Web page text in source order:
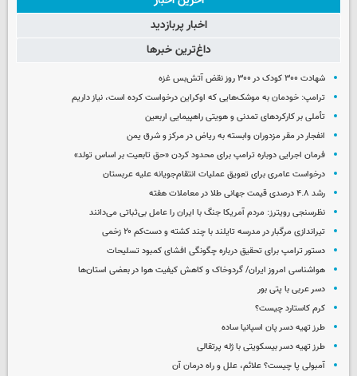
اخبار پربازدید
داغ‌ترین خبرها
شهادت ۳۰۰ کودک در ۳۰۰ روز نقض آتش‌بس غزه
ترامپ: خودمان به موشک‌هایی که اوکراین درخواست کرده است، نیاز داریم
تأملی بر کارکردهای تمدنی و هویتی راهپیمایی اربعین
انفجار در مقر مزدوران وابسته به ریاض در مرکز و شرق یمن
فرمان اجرایی دوباره ترامپ برای محدود کردن «حق تابعیت بر اساس تولد»
درخواست عامری برای تعویق عملیات انتقام‌جویانه علیه عربستان
رشد ۴.۸ درصدی قیمت جهانی طلا در معاملات هفته
نظرسنجی رویترز: مردم آمریکا جنگ با ایران را عامل بی‌ثباتی می‌دانند
تیراندازی مرگبار در مدرسه‌ تایلند با چند کشته و دست‌کم ۲۰ زخمی
دستور ترامپ برای تحقیق درباره چگونگی افشای کمبود تسلیحات
هواشناسی امروز ایران/ گردوخاک و کاهش کیفیت هوا در بعضی استان‌ها
دسر عربی با پتی بور
کرم کاستارد چیست؟
طرز تهیه دسر پان اسپانیا ساده
طرز تهیه دسر بیسکویتی با ژله پرتقالی
آمبولی پا چیست؟ علائم، علل و راه درمان آن